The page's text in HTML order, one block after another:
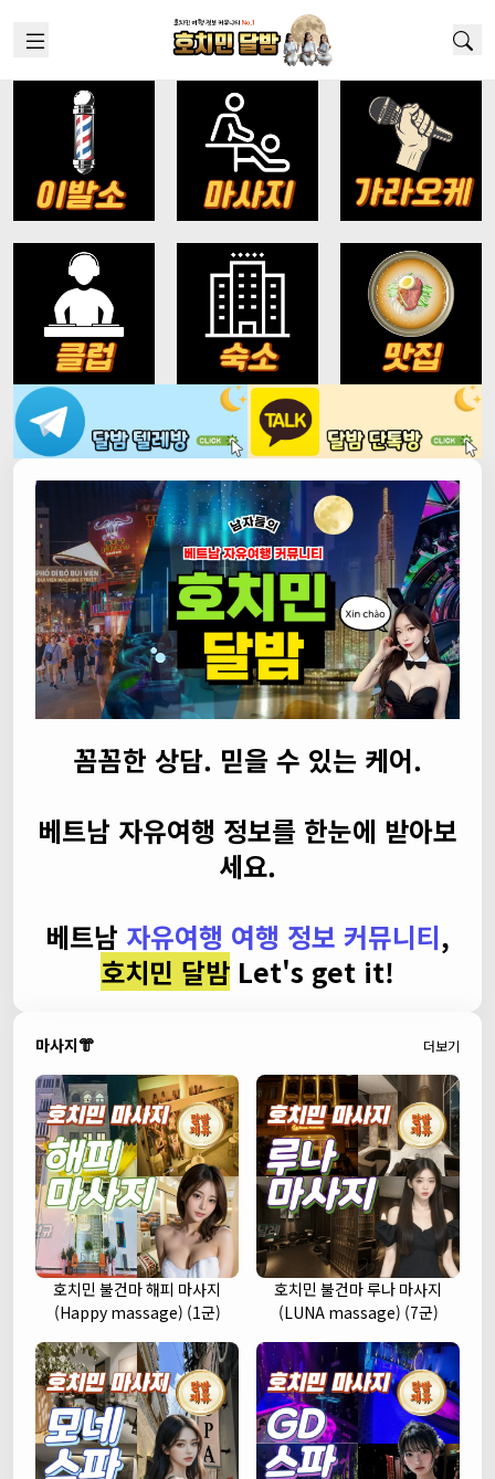
꼼꼼한 상담. 믿을 수 있는 케어.
베트남 자유여행 정보를 한눈에 받아보
세요.
베트남 자유여행 여행 정보 커뮤니티,
호치민 달밤 Let's get it!
마사지👘 더보기
호치민 불건마 해피 마사지
(Happy massage) (1군)
호치민 불건마 루나 마사지
(LUNA massage) (7군)